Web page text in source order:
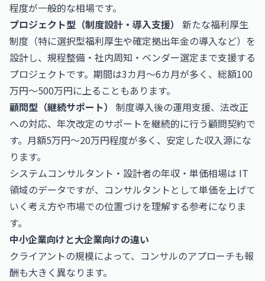
程度が一般的な相場です。
プロジェクト型（制度設計・導入支援）
新たな福利厚生
制度（特に選択型福利厚生や確定拠出年金の導入など）を
設計し、規程整備・社内周知・ベンダー選定まで支援する
プロジェクトです。期間は3カ月〜6カ月が多く、総額100
万円〜500万円に上ることもあります。
顧問型（継続サポート）
制度導入後の運用支援、法改正
への対応、年次改定のサポートを継続的に行う顧問契約で
す。月額5万円〜20万円程度が多く、安定した収入源にな
ります。
システムコンサルタント・設計者の年収・単価相場は IT
領域のデータですが、コンサルタントとして単価を上げて
いく考え方や市場での位置づけを理解する参考になりま
す。
中小企業向けと大企業向けの違い
クライアントの規模によって、コンサルのアプローチも報
酬も大きく異なります。